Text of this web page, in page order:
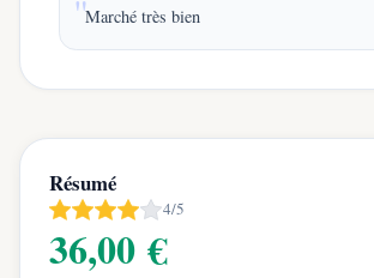
Marché très bien
Résumé
4/5
36,00 €